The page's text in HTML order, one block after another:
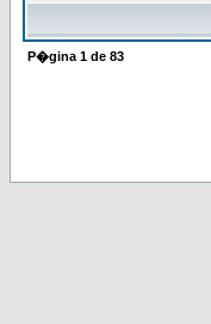
P�gina 1 de 83